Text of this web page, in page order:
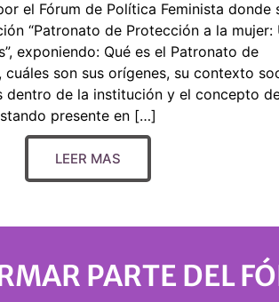
el Fórum de Política Feminista donde
“Patronato de Protección a la mujer:
exponiendo: Qué es el Patronato de
cuáles son sus orígenes, su contexto
dentro de la institución y el concepto
presente en […]
LEER MAS
PARTE DEL